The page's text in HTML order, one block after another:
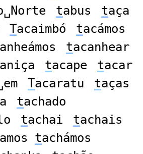
tabus taça
Tacaimbó tacámos
tacanhear
tacape tacar
Tacaratu taças
tachado
tachai tachais
tachámos